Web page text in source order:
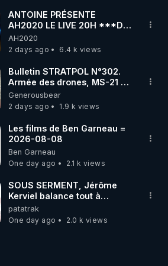
ANTOINE PRÉSENTE
AH2020 LE LIVE 20H ***DU
06/08/2026***
AH2020
2 days ago
6.4 k views
Bulletin STRATPOL N°302.
Armée des drones, MS-21 en
série, missiles coréens.
07.08.2026.
Generousbear
2 days ago
1.9 k views
Les films de Ben Garneau =
2026-08-08
Ben Garneau
One day ago
2.1 k views
SOUS SERMENT, Jérôme
Kerviel balance tout à
l'Assemblée !
patatrak
One day ago
2.0 k views